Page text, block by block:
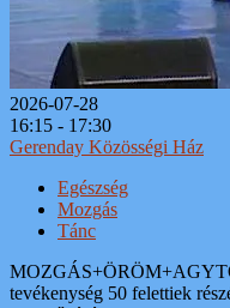
2026-07-28
16:15 - 17:30
Gerenday Közösségi Ház
Egészség
Mozgás
Tánc
tevékenység 50 felettiek